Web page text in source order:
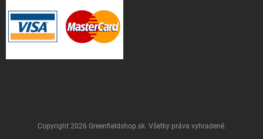
Copyright 2026 Greenfieldshop.sk. Všetky práva vyhradené.